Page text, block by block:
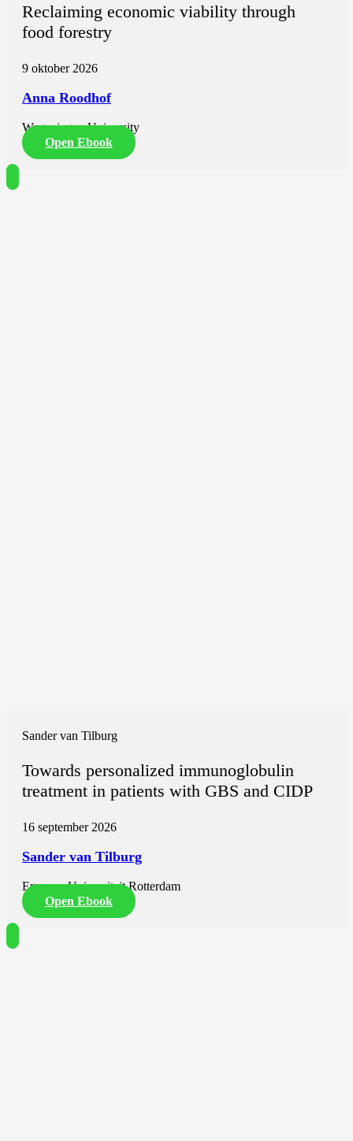
Reclaiming economic viability through
food forestry
9 oktober 2026
Anna Roodhof
Wageningen University
Open Ebook
Sander van Tilburg
Towards personalized immunoglobulin
treatment in patients with GBS and CIDP
16 september 2026
Sander van Tilburg
Erasmus Universiteit Rotterdam
Open Ebook